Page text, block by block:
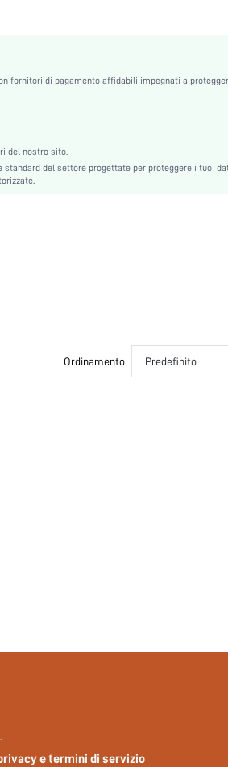
Festival musicale
secco
fornitori di pagamento affidabili impegnati a
del nostro sito.
del settore progettate per proteggere i tuoi
Ordinamento Predefinito
.
e termini di servizio